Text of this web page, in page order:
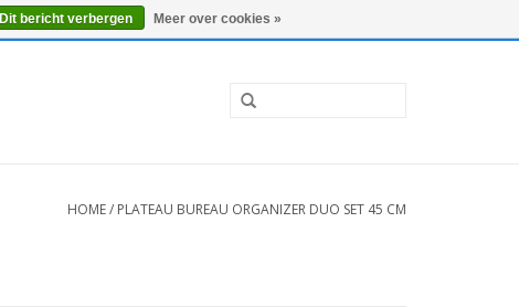
0 Artikelen - €0,00 Mijn account / Registreren
HOME/ PLATEAU BUREAU ORGANIZER DUO SET 45 CM
Dit bericht verbergen Meer over cookies »